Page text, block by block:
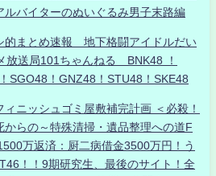
ルバイターのぬいぐるみ男子末路編
まとめ速報 地下格闘アイドルだい
送局101ちゃんねる BNK48 ！
SGO48！GNZ48！STU48！SKE48
ニッシュゴミ屋敷補完計画 ＜必殺！
らの～特殊清掃・遺品整理への道F
万返済：厨二病借金3500万円！う
！！9期研究生、最後のサイト！全